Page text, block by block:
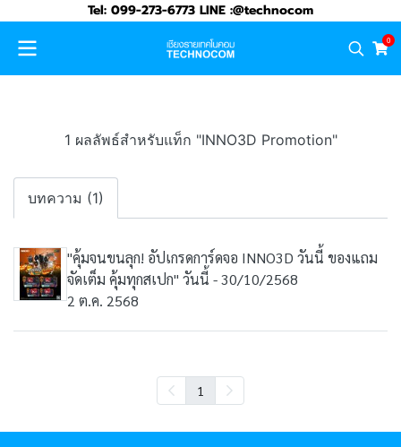
Tel: 099-273-6773 LINE :@technocom
0
1 ผลลัพธ์สำหรับแท็ก "INNO3D Promotion"
บทความ (1)
"คุ้มจนขนลุก! อัปเกรดการ์ดจอ INNO3D วันนี้ ของแถม
จัดเต็ม คุ้มทุกสเปก" วันนี้ - 30/10/2568
2 ต.ค. 2568
1